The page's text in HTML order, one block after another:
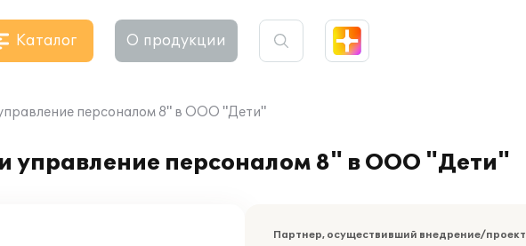
Каталог О продукции
персоналом 8" в ООО "Дети"
управление персоналом 8" в ООО "Дети"
Партнер, осуществивший внедрение/проект